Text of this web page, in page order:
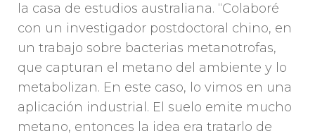
la casa de estudios australiana. “Colaboré
con un investigador postdoctoral chino, en
un trabajo sobre bacterias metanotrofas,
que capturan el metano del ambiente y lo
metabolizan. En este caso, lo vimos en una
aplicación industrial. El suelo emite mucho
metano, entonces la idea era tratarlo de